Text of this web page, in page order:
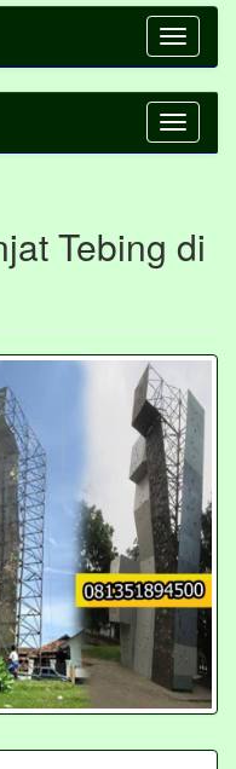
Toggle
Toggle
Tebing di